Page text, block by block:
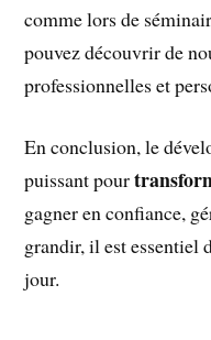
comme lors de
pouvez découvrir de
professionnelles et
En conclusion, le
puissant pour
gagner en confiance,
grandir, il est essentiel
jour.